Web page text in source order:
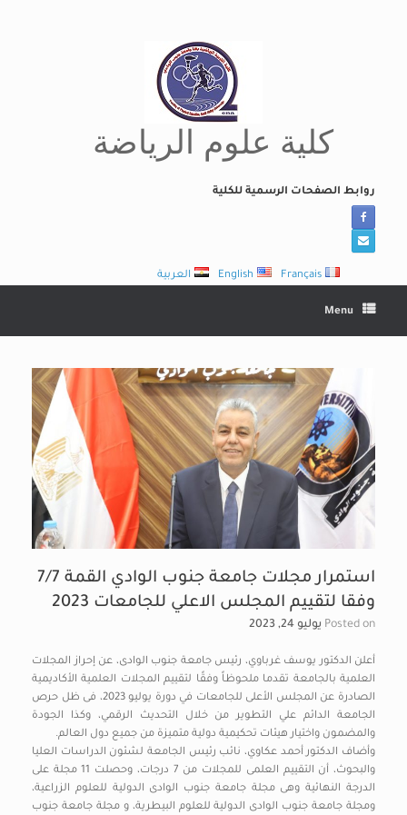
كلية علوم الرياضة
روابط الصفحات الرسمية للكلية
العربية English Français
Menu
استمرار مجلات جامعة جنوب الوادي القمة 7/7
وفقا لتقييم المجلس الاعلي للجامعات 2023
Posted on يوليو 24, 2023
أعلن الدكتور يوسف غرباوي، رئيس جامعة جنوب الوادى، عن إحراز المجلات
العلمية بالجامعة تقدما ملحوظاً وفقًا لتقييم المجلات العلمية الأكاديمية
الصادرة عن المجلس الأعلى للجامعات في دورة يوليو 2023، فى ظل حرص
الجامعة الدائم علي التطوير من خلال التحديث الرقمي، وكذا الجودة
والمضمون واختيار هيئات تحكيمية دولية متميزة من جميع دول العالم.
وأضاف الدكتور أحمد عكاوي، نائب رئيس الجامعة لشئون الدراسات العليا
والبحوث، أن التقييم العلمى للمجلات من 7 درجات، وحصلت 11 مجلة على
الدرجة النهائية وهى مجلة جامعة جنوب الوادى الدولية للعلوم الزراعية،
ومجلة جامعة جنوب الوادى الدولية للعلوم البيطرية، و مجلة جامعة جنوب